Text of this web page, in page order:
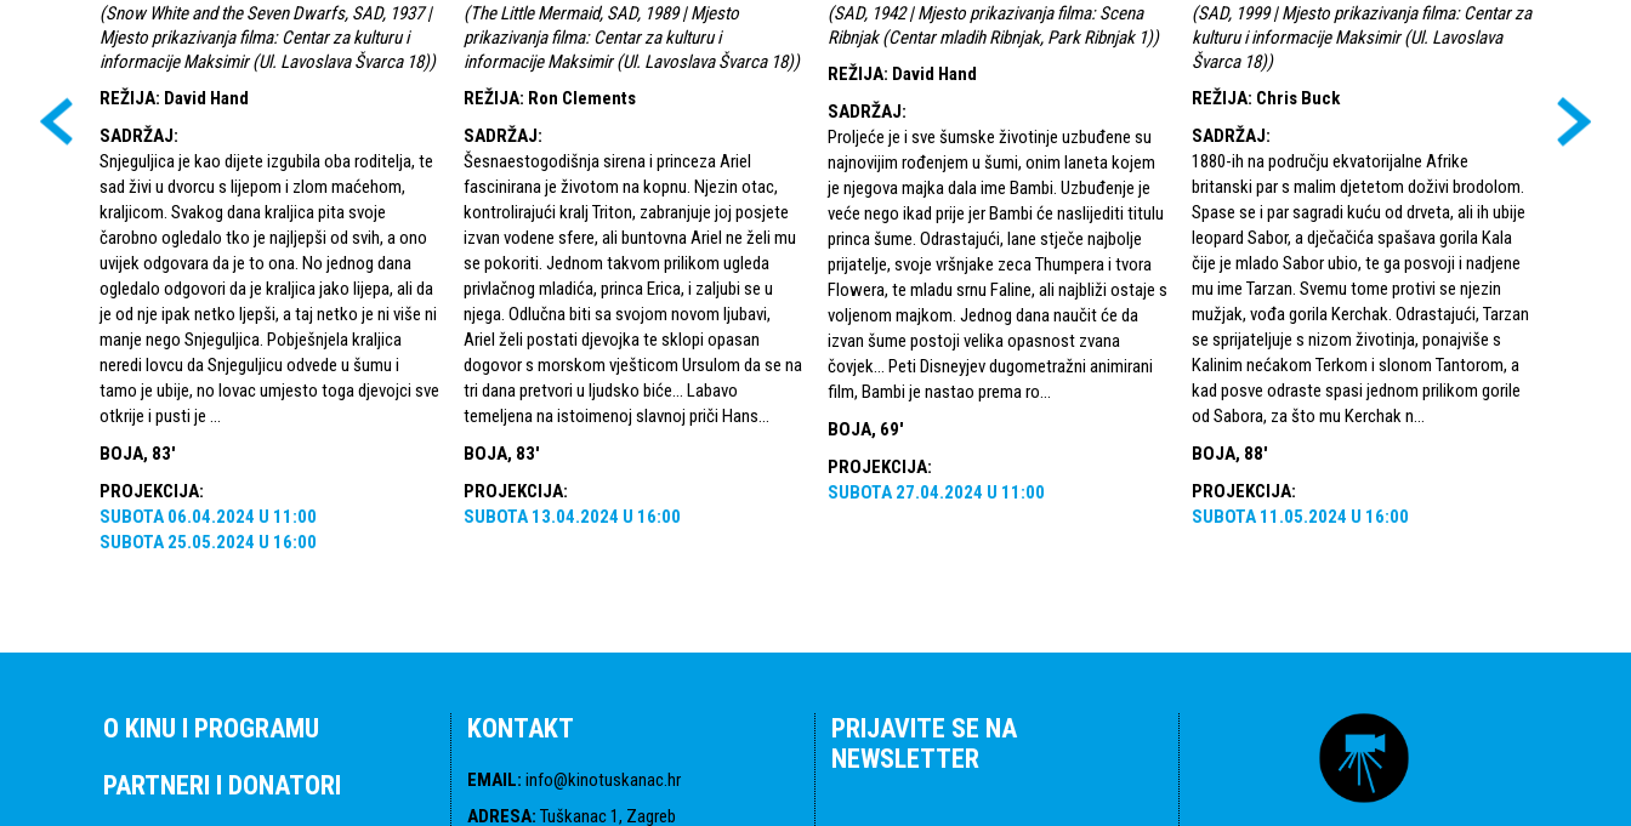
(Snow White and the Seven Dwarfs, SAD, 1937 |
Mjesto prikazivanja filma: Centar za kulturu i
informacije Maksimir (Ul. Lavoslava Švarca 18))
REŽIJA: David Hand
SADRŽAJ:
Snjeguljica je kao dijete izgubila oba roditelja, te
sad živi u dvorcu s lijepom i zlom maćehom,
kraljicom. Svakog dana kraljica pita svoje
čarobno ogledalo tko je najljepši od svih, a ono
uvijek odgovara da je to ona. No jednog dana
ogledalo odgovori da je kraljica jako lijepa, ali da
je od nje ipak netko ljepši, a taj netko je ni više ni
manje nego Snjeguljica. Pobješnjela kraljica
neredi lovcu da Snjeguljicu odvede u šumu i
tamo je ubije, no lovac umjesto toga djevojci sve
otkrije i pusti je ...
BOJA, 83'
PROJEKCIJA:
SUBOTA 06.04.2024 U 11:00
SUBOTA 25.05.2024 U 16:00
(The Little Mermaid, SAD, 1989 | Mjesto
prikazivanja filma: Centar za kulturu i
informacije Maksimir (Ul. Lavoslava Švarca 18))
REŽIJA: Ron Clements
SADRŽAJ:
Šesnaestogodišnja sirena i princeza Ariel
fascinirana je životom na kopnu. Njezin otac,
kontrolirajući kralj Triton, zabranjuje joj posjete
izvan vodene sfere, ali buntovna Ariel ne želi mu
se pokoriti. Jednom takvom prilikom ugleda
privlačnog mladića, princa Erica, i zaljubi se u
njega. Odlučna biti sa svojom novom ljubavi,
Ariel želi postati djevojka te sklopi opasan
dogovor s morskom vješticom Ursulom da se na
tri dana pretvori u ljudsko biće… Labavo
temeljena na istoimenoj slavnoj priči Hans...
BOJA, 83'
PROJEKCIJA:
SUBOTA 13.04.2024 U 16:00
(SAD, 1942 | Mjesto prikazivanja filma: Scena
Ribnjak (Centar mladih Ribnjak, Park Ribnjak 1))
REŽIJA: David Hand
SADRŽAJ:
Proljeće je i sve šumske životinje uzbuđene su
najnovijim rođenjem u šumi, onim laneta kojem
je njegova majka dala ime Bambi. Uzbuđenje je
veće nego ikad prije jer Bambi će naslijediti titulu
princa šume. Odrastajući, lane stječe najbolje
prijatelje, svoje vršnjake zeca Thumpera i tvora
Flowera, te mladu srnu Faline, ali najbliži ostaje s
voljenom majkom. Jednog dana naučit će da
izvan šume postoji velika opasnost zvana
čovjek… Peti Disneyjev dugometražni animirani
film, Bambi je nastao prema ro...
BOJA, 69'
PROJEKCIJA:
SUBOTA 27.04.2024 U 11:00
(SAD, 1999 | Mjesto prikazivanja filma: Centar za
kulturu i informacije Maksimir (Ul. Lavoslava
Švarca 18))
REŽIJA: Chris Buck
SADRŽAJ:
1880-ih na području ekvatorijalne Afrike
britanski par s malim djetetom doživi brodolom.
Spase se i par sagradi kuću od drveta, ali ih ubije
leopard Sabor, a dječačića spašava gorila Kala
čije je mlado Sabor ubio, te ga posvoji i nadjene
mu ime Tarzan. Svemu tome protivi se njezin
mužjak, vođa gorila Kerchak. Odrastajući, Tarzan
se sprijateljuje s nizom životinja, ponajviše s
Kalinim nećakom Terkom i slonom Tantorom, a
kad posve odraste spasi jednom prilikom gorile
od Sabora, za što mu Kerchak n...
BOJA, 88'
PROJEKCIJA:
SUBOTA 11.05.2024 U 16:00
REŽIJA
SADRŽAJ
O KINU I PROGRAMU
PARTNERI I DONATORI
KONTAKT
EMAIL: info@kinotuskanac.hr
ADRESA: Tuškanac 1, Zagreb
PRIJAVITE SE NA
NEWSLETTER